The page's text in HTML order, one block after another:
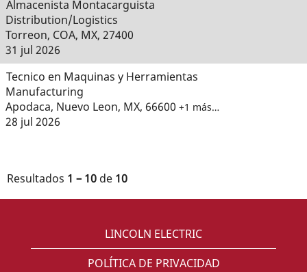
Almacenista Montacarguista
Distribution/Logistics
Torreon, COA, MX, 27400
31 jul 2026
Tecnico en Maquinas y Herramientas
Manufacturing
Apodaca, Nuevo Leon, MX, 66600 +1 más…
28 jul 2026
Resultados 1 – 10 de 10
LINCOLN ELECTRIC
POLÍTICA DE PRIVACIDAD